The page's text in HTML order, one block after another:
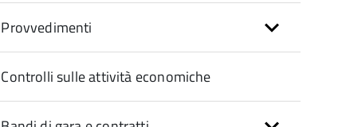
Provvedimenti
Controlli sulle attività economiche